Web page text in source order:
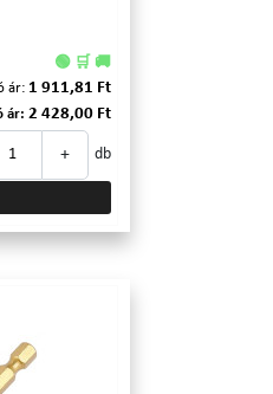
🟢 🛒 🚚
ár: 1 911,81 Ft
ár: 2 428,00 Ft
+ db